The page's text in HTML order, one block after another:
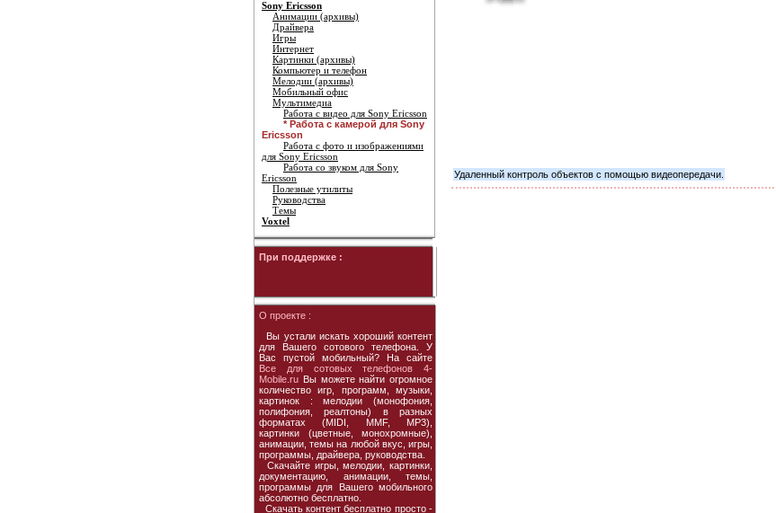
Sony Ericsson
Анимации (архивы)
Драйвера
Игры
Интернет
Картинки (архивы)
Компьютер и телефон
Мелодии (архивы)
Мобильный офис
Мультимедиа
Работа с видео для Sony Ericsson
* Работа с камерой для Sony
Ericsson
Работа с фото и изображениями
для Sony Ericsson
Работа со звуком для Sony
Ericsson
Полезные утилиты
Руководства
Темы
Voxtel
При поддержке :
О проекте :
Вы устали искать хороший контент
для Вашего сотового телефона. У
Вас пустой мобильный? На сайте
Все для сотовых телефонов 4-
Mobile.ru Вы можете найти огромное
количество игр, программ, музыки,
картинок : мелодии (монофония,
полифония, реалтоны) в разных
форматах (MIDI, MMF, MP3),
картинки (цветные, монохромные),
анимации, темы на любой вкус, игры,
программы, драйвера, руководства.
Скачайте игры, мелодии, картинки,
документацию, анимации, темы,
программы для Вашего мобильного
абсолютно бесплатно.
Скачать контент бесплатно просто -
Удаленный контроль объектов с помощью видеопередачи.